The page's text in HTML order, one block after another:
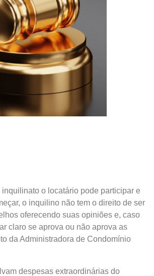
o locatário pode participar e
o inquilino não tem o direito de ser
oferecendo suas opiniões e, caso
claro se aprova ou não aprova as
da Administradora de Condomínio
despesas extraordinárias do